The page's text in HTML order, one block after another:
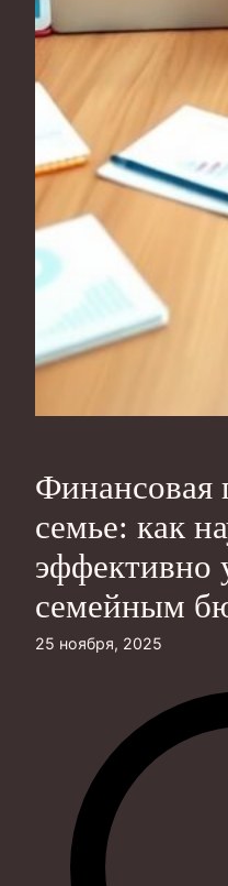
Финансовая
семье: как
эффективно
семейным
25 ноября, 2025